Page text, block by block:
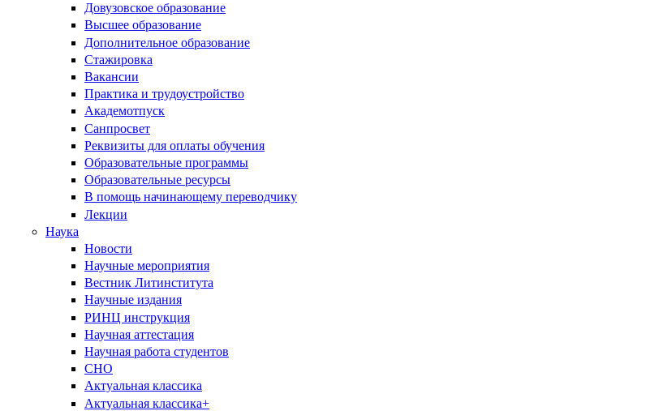
Довузовское образование
Высшее образование
Дополнительное образование
Стажировка
Вакансии
Практика и трудоустройство
Академотпуск
Санпросвет
Реквизиты для оплаты обучения
Образовательные программы
Образовательные ресурсы
В помощь начинающему переводчику
Лекции
Наука
Новости
Научные мероприятия
Вестник Литинститута
Научные издания
РИНЦ инструкция
Научная аттестация
Научная работа студентов
СНО
Актуальная классика
Актуальная классика+